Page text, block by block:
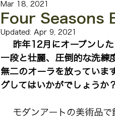
街歩き
タイ菓子
Four Seasons
Mar 18, 2021
Updated: Apr 9, 2021
一段と壮麗、圧倒的な洗練
無二のオーラを放っていま
グしてはいかがでしょうか